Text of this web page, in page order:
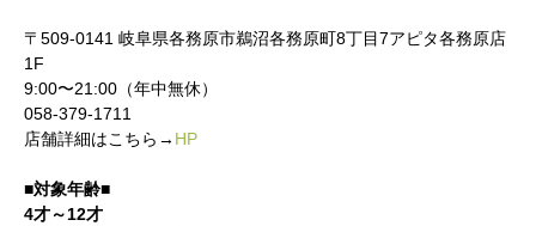
〒509-0141 岐阜県各務原市鵜沼各務原町8丁目7アピタ各務原店
1F
9:00〜21:00（年中無休）
058-379-1711
店舗詳細はこちら→ HP
■対象年齢■
4才～12才